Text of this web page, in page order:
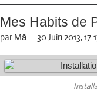
Mes Habits de
par Mā- 30 Juin 2013,